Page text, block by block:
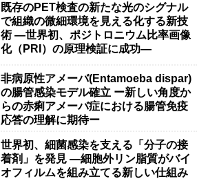
既存のPET検査の新たな光のシグナル
で組織の微細環境を見える化する新技
術 ―世界初、ポジトロニウム比率画像
化（PRI）の原理検証に成功―
非病原性アメーバ(Entamoeba dispar)
の腸管感染モデル確立 ー新しい角度か
らの赤痢アメーバ症における腸管免疫
応答の理解に期待ー
世界初、細菌感染を支える「分子の接
着剤」を発見 ―細胞外リン脂質がバイ
オフィルムを組み立てる新しい仕組み